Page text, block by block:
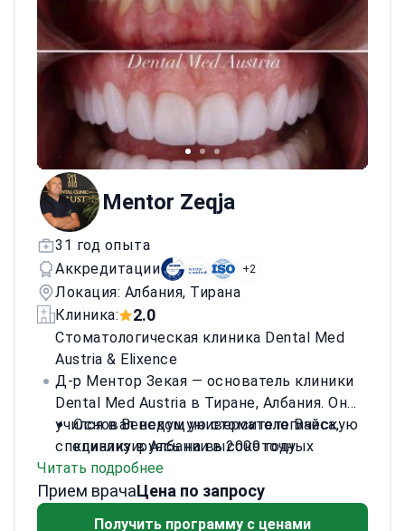
визуализацию, биомеханику, ортодонтию
взрослых, самолигирующие системы,
миофункциональные методики,
постуральную диагностику и
микроимплантаты/TAD. Посетила 2-й
Европейский конгресс по
микроимплантатам и курсы под
руководством Персина, Плясковой,
Васильевой, Хи-Мун Кюна, Бионди,
Кампанеллы, Самперманса, Лузи и
Фиорелли (2017–2024).
Mentor Zeqja
31 год опыта
Аккредитации
+2
Локация: Албания, Тирана
Клиника:
2.0
Стоматологическая клиника Dental Med
Austria & Elixence
Д-р Ментор Зекая — основатель клиники
Dental Med Austria в Тиране, Албания. Он
учился в Венском университете Вайса,
специализируясь на высокоточных
стоматологических стандартах. Д-р Зекая
специализируется на ортодонтии, включая
Основал ведущую стоматологическую
клинику в Албании в 2009 году.
Лечит пациентов в учреждении,
которое ежегодно принимает 1200
Читать подробнее
Прием врачаЦена по запросу
Получить программу с ценами